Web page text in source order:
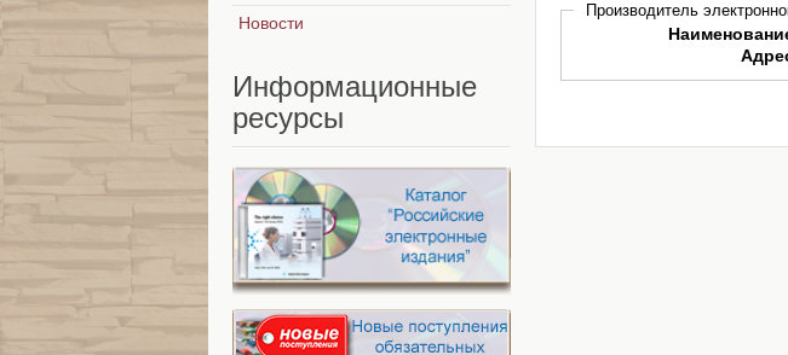
Производитель
Новости
Информационные
ресурсы